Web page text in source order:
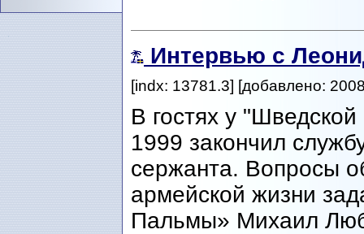
Интервью с
[indx: 13781.3] [добавлено:
В гостях у
1999 закончил
сержанта. Вопросы
армейской жизни
Пальмы» Михаил